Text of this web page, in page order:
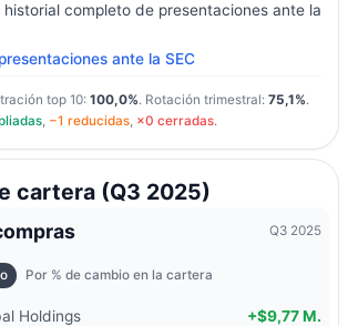
historial completo de presentaciones ante la
ante la SEC
top 10: 100,0%. Rotación trimestral: 75,1%.
, −1 reducidas, ×0 cerradas.
cartera (Q3 2025)
Q3 2025
Por % de cambio en la cartera
Holdings
+$9,77 M.